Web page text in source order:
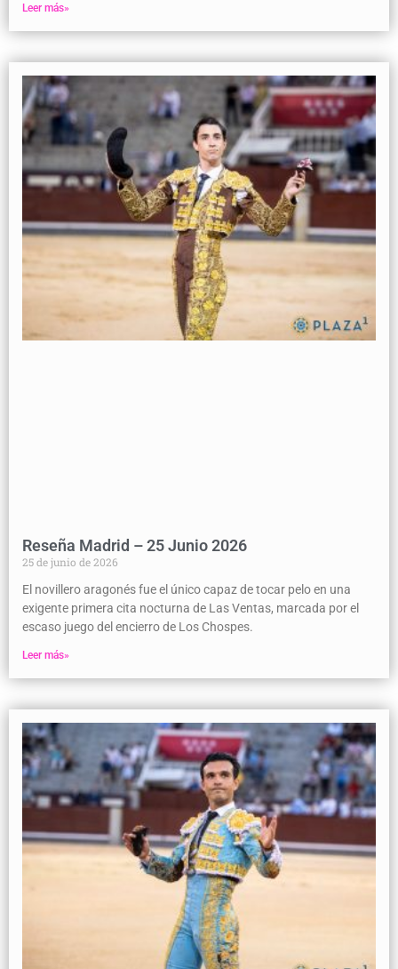
Leer más»
Reseña Madrid – 25 Junio 2026
25 de junio de 2026
El novillero aragonés fue el único capaz de tocar pelo en una
exigente primera cita nocturna de Las Ventas, marcada por el
escaso juego del encierro de Los Chospes.
Leer más»